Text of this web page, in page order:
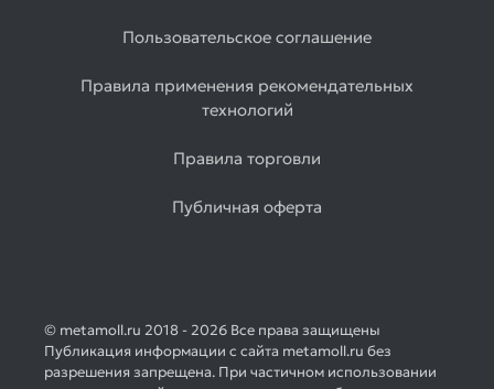
Пользовательское соглашение
Правила применения рекомендательных
технологий
Правила торговли
Публичная оферта
© metamoll.ru 2018 - 2026 Все права защищены
Публикация информации с сайта metamoll.ru без
разрешения запрещена. При частичном использовании